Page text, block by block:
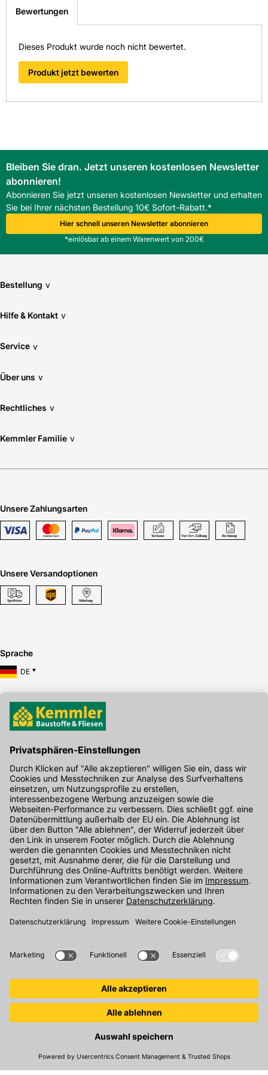
Frostbeständig: Nein
Optik: Holz
Stärke: 14
Verwendung Boden: Ja
Verwendung Wand: Nein
> Fragen zum Produkt
Ort. Finden Sie hier Ihre nächste Kemmler
Fliesenausstellung.
> Zu unseren Niederlassungen
Bewertungen
Dieses Produkt wurde noch nicht bewertet.
Produkt jetzt bewerten
Bleiben Sie dran. Jetzt unseren kostenlosen Newsletter
abonnieren!
Abonnieren Sie jetzt unseren kostenlosen Newsletter und erhalten
Sie bei Ihrer nächsten Bestellung 10€ Sofort-Rabatt.*
Hier schnell unseren Newsletter abonnieren
*einlösbar ab einem Warenwert von 200€
Bestellung v
Hilfe & Kontakt v
Service v
Über uns v
Rechtliches v
Kemmler Familie v
Unsere Zahlungsarten
Unsere Versandoptionen
Sprache
DE
Hier gibt's die kostenlose App
Kontakt
Unser Onlineshop Team ist montags bis freitags von 08:00 - 17:00
Uhr unter der Telefonnummer07071 / 151-151 für Sie erreichbar.
Alternativ können Sie unser Kontaktformular nutzen.
Den Kontakt direkt in unsere Niederlassungen finden Sie hier.
Oder über unseren Chat .
© 2026 Kemmler Baustoffe GmbH